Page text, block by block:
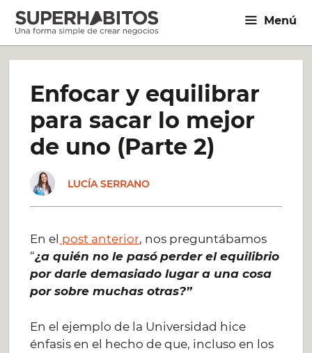
Saltar
contenido
Menú
Enfocar y equilibrar
para sacar lo mejor
de uno (Parte 2)
LUCÍA SERRANO
En el post anterior, nos preguntábamos
“¿a quién no le pasó perder el equilibrio
por darle demasiado lugar a una cosa
por sobre muchas otras?”
En el ejemplo de la Universidad hice
énfasis en el hecho de que, incluso en los